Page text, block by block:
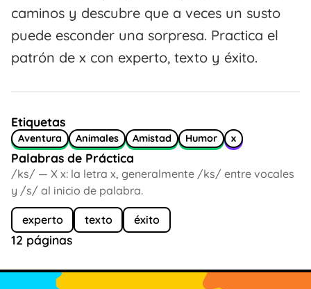
caminos y descubre que a veces un susto
puede esconder una sorpresa. Practica el
patrón de x con experto, texto y éxito.
Etiquetas
Aventura Animales Amistad Humor x
Palabras de Práctica
/ks/ — X x: la letra x, generalmente /ks/ entre vocales
y /s/ al inicio de palabra.
experto texto éxito
12 páginas